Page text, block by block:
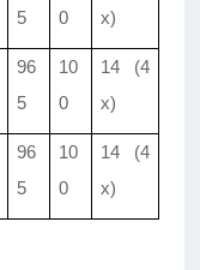
5
0
x)
96
5
10
0
14 (4
x)
96
5
10
0
14 (4
x)